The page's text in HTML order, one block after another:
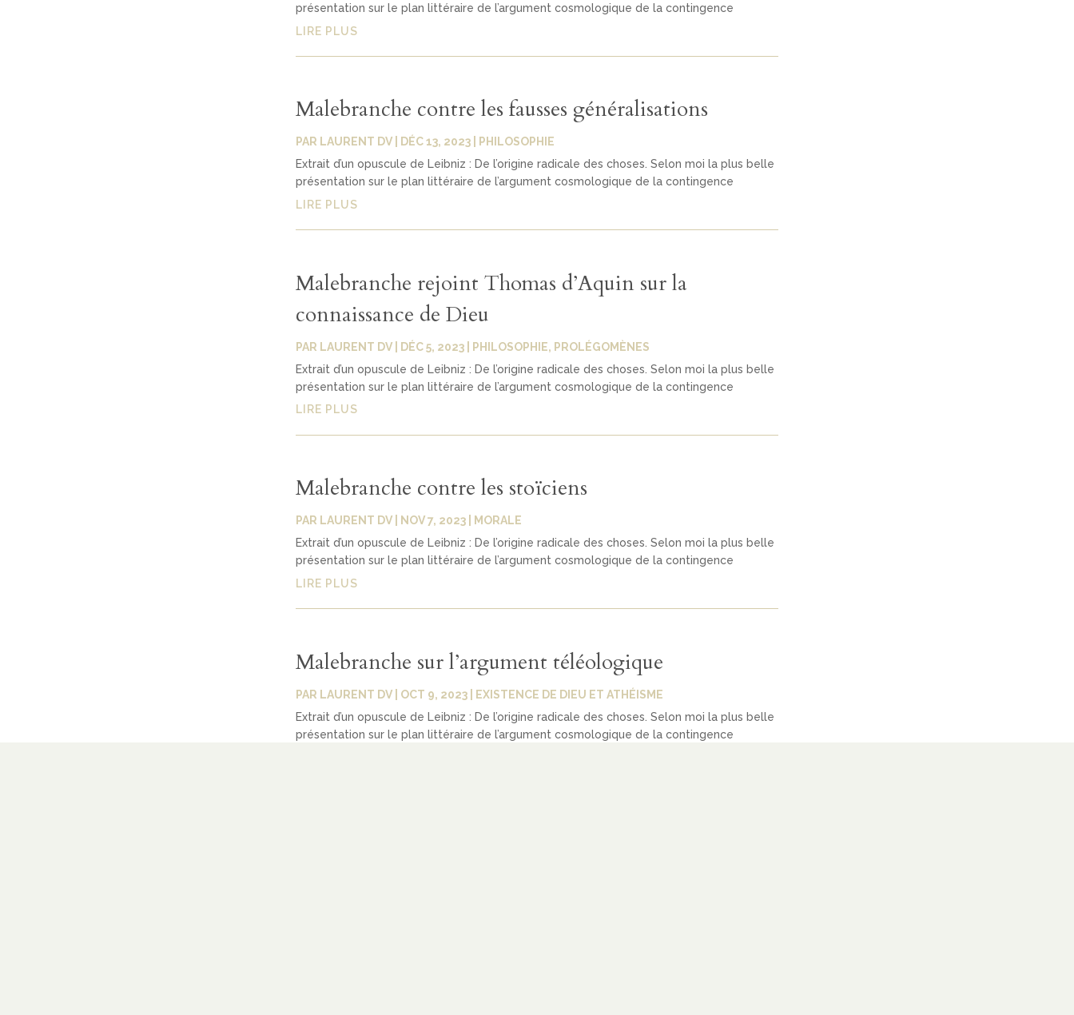
présentation sur le plan littéraire de l’argument cosmologique de la contingence
LIRE PLUS
Malebranche contre les fausses généralisations
PAR LAURENT DV| DÉC 13, 2023|
PHILOSOPHIE
Extrait d’un opuscule de Leibniz : De l’origine radicale des choses. Selon moi la plus belle
présentation sur le plan littéraire de l’argument cosmologique de la contingence
LIRE PLUS
Malebranche rejoint Thomas d’Aquin sur la
connaissance de Dieu
PAR LAURENT DV| DÉC 5, 2023| PHILOSOPHIE, PROLÉGOMÈNES
Extrait d’un opuscule de Leibniz : De l’origine radicale des choses. Selon moi la plus belle
présentation sur le plan littéraire de l’argument cosmologique de la contingence
LIRE PLUS
Malebranche contre les stoïciens
PAR LAURENT DV| NOV 7, 2023|
MORALE
Extrait d’un opuscule de Leibniz : De l’origine radicale des choses. Selon moi la plus belle
présentation sur le plan littéraire de l’argument cosmologique de la contingence
LIRE PLUS
Malebranche sur l’argument téléologique
PAR LAURENT DV| OCT 9, 2023| EXISTENCE DE DIEU ET ATHÉISME
Extrait d’un opuscule de Leibniz : De l’origine radicale des choses. Selon moi la plus belle
présentation sur le plan littéraire de l’argument cosmologique de la contingence